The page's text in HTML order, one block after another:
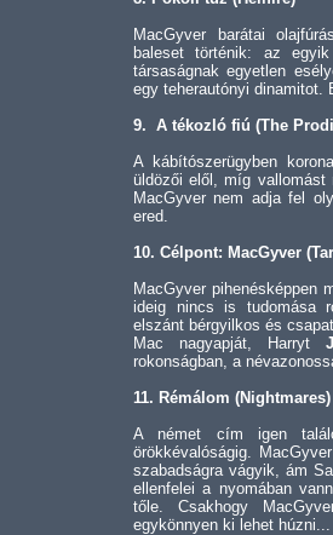
MacGyver barátai
baleset történik: az
társaságnak egyetlen
egy teherautónyi dinamitot.
9. A tékozló fiú (The
A kábítószerügyben
üldözői elől, míg vallomást
MacGyver nem adja fel
ered.
10. Célpont: MacGyver
MacGyver pihenésképpen
ideig nincs is tudomása
elszánt bérgyilkos és
Mac nagyapját, Harryt
rokonságban, a
11. Rémálom (Nightmares)
A német cím igen
örökkévalóságig.
szabadságra vágyik, ám
ellenfelei a nyomában
tőle. Csakhogy
egykönnyen ki lehet húzni...